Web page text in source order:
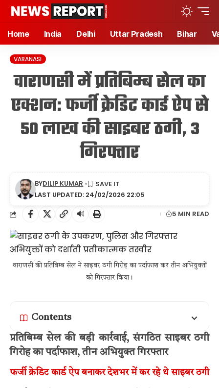
Home India Delhi Uttar Pradesh Bihar
VARANASI
वाराणसी में प्रतिबिम्ब सेल का
एक्शन: फर्जी क्रेडिट कार्ड ऐप से
50 लाख की साइबर ठगी, 3
गिरफ्तार
LAST UPDATED: 24/02/2026 22:05
BYDILIP KUMAR
🔊 5 MIN READ
वाराणसी की प्रतिबिम्ब सेल ने साइबर ठगी गिरोह का पर्दाफाश कर तीन अभियुक्तों
को गिरफ्तार किया।
Contents
प्रतिबिम्ब सेल की बड़ी कार्रवाई, संगठित साइबर ठगी
गिरोह का पर्दाफाश, तीन अभियुक्त गिरफ्तार
फर्जी क्रेडिट कार्ड ऐप बनाकर देशभर में कर रहे थे साइबर ठगी